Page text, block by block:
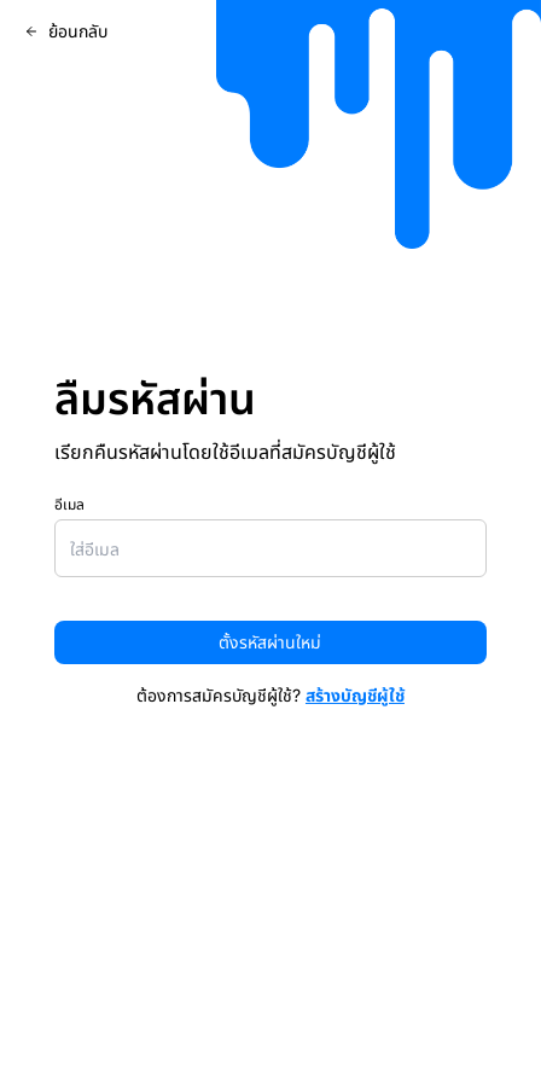
ลืมรหัสผ่าน
เรียกคืนรหัสผ่านโดยใช้อีเมลที่สมัครบัญชีผู้ใช้
อีเมล
ตั้งรหัสผ่านใหม่
ต้องการสมัครบัญชีผู้ใช้? สร้างบัญชีผู้ใช้
ย้อนกลับ